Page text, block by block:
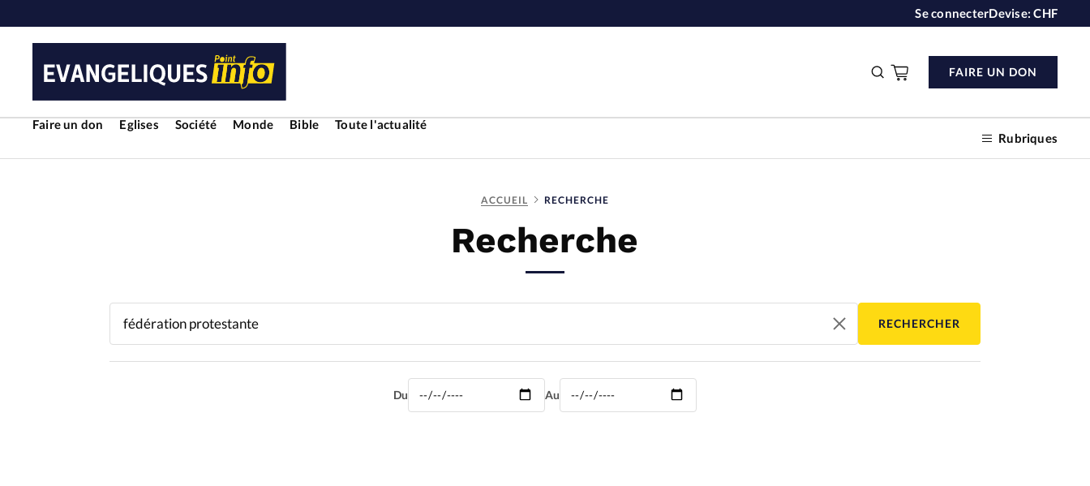
Se connecterDevise:CHF
Faire un don Eglises Société Monde Bible
Toute l'actualité
Rubriques
FAIRE UN DON
Liberté religieuse
Mission
Monde
Société
La rédaction
Mon compte
ACCUEIL RECHERCHE
Recherche
RECHERCHER
Du Au